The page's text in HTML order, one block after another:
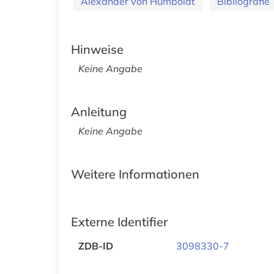
Hinweise
Keine Angabe
Anleitung
Keine Angabe
Weitere Informationen
Externe Identifier
ZDB-ID 3098330-7